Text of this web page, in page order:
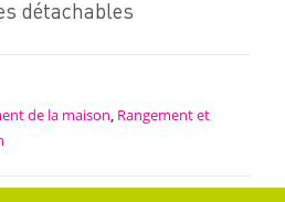
détachables
de la maison, Rangement et